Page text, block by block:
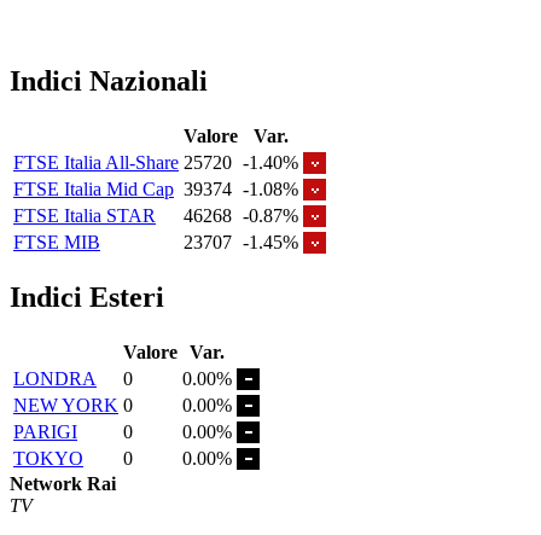
Indici Nazionali
Valore
Var.
FTSE Italia All-Share 25720 -1.40%
FTSE Italia Mid Cap 39374 -1.08%
FTSE Italia STAR
46268 -0.87%
FTSE MIB
23707 -1.45%
Indici Esteri
Valore Var.
LONDRA
0
0.00%
NEW YORK 0
0.00%
PARIGI
0
0.00%
TOKYO
0
0.00%
Network Rai
TV